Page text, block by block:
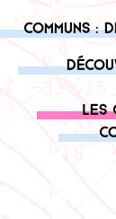
Communs :
Les